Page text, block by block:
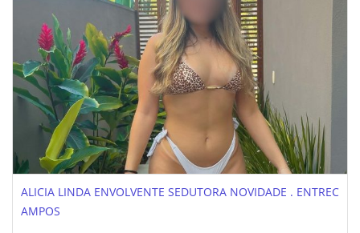
ALICIA LINDA ENVOLVENTE SEDUTORA NOVIDADE . ENTREC
AMPOS